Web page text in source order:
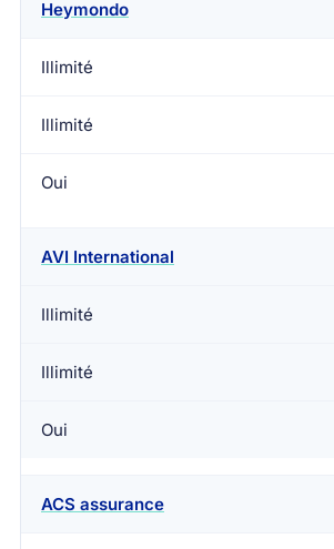
Heymondo
Illimité
Illimité
Oui
AVI International
Illimité
Illimité
Oui
ACS assurance